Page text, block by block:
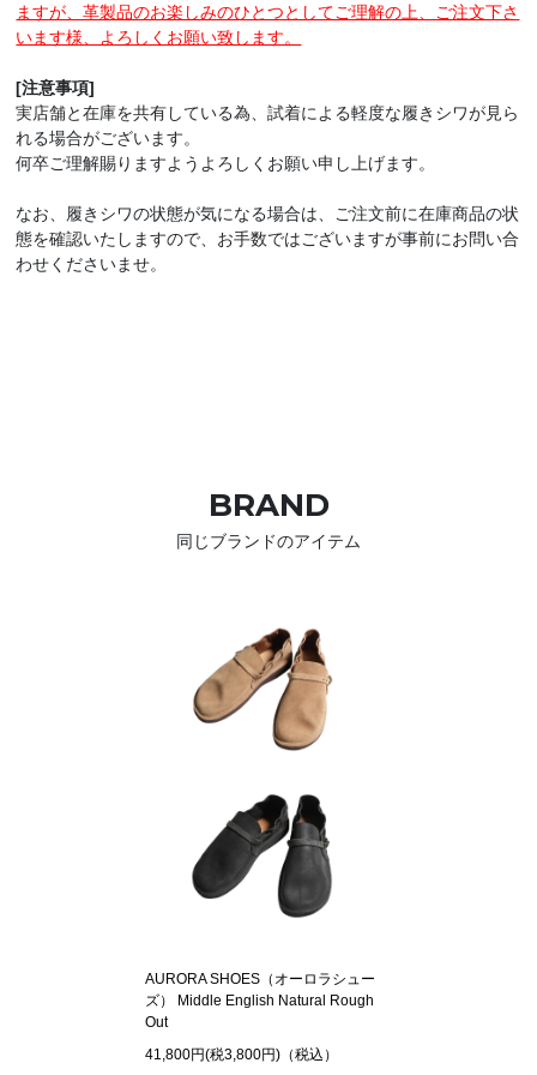
ますが、革製品のお楽しみのひとつとしてご理解の上、ご注文下さ
います様、よろしくお願い致します。
[注意事項]
実店舗と在庫を共有している為、試着による軽度な履きシワが見ら
れる場合がございます。
何卒ご理解賜りますようよろしくお願い申し上げます。
なお、履きシワの状態が気になる場合は、ご注文前に在庫商品の状
態を確認いたしますので、お手数ではございますが事前にお問い合
わせくださいませ。
BRAND
同じブランドのアイテム
AURORA SHOES（オーロラシュー
ズ） Middle English Natural Rough
Out
41,800円(税3,800円)（税込）